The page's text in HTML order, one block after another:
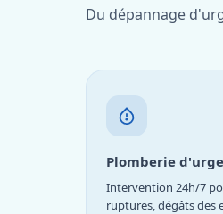
Du dépannage
Plomberie
Intervention 24h/7
ruptures, dégâts des